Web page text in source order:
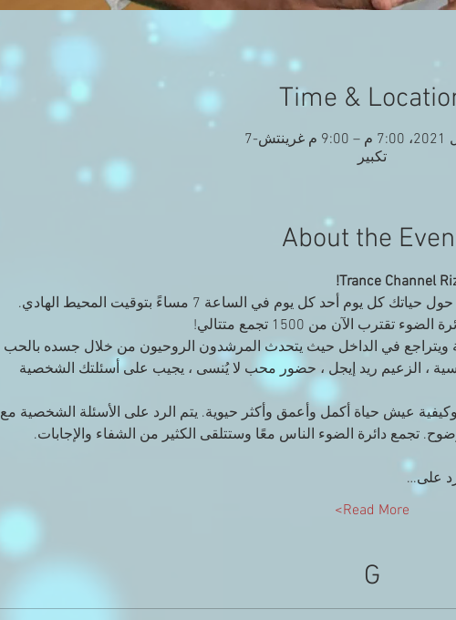
Time &
تكبير
About the
احصل على حكمة قوية وإجابات ثاقبة على أي أسئلة حول حياتك كل يوم أحد كل يوم في الساعة 7 مساءً بتوقيت المحيط الهادي.
الآن من 1500 تجمع متتالي!
ويتراجع في الداخل حيث يتحدث المرشدون الروحيون من خلال جسده بالحب
، الزعيم ريد إيجل ، حضور محب لا يُنسى ، يجيب على أسئلتك الشخصية
عيش حياة أكمل وأعمق وأكثر حيوية. يتم الرد على الأسئلة الشخصية مع
تجمع دائرة الضوء الناس معًا وستتلقى الكثير من الشفاء والإجابات.
على…
Read More>
G